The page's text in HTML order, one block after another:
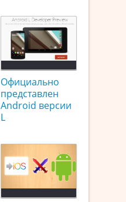
Официально
представлен
Android версии
L